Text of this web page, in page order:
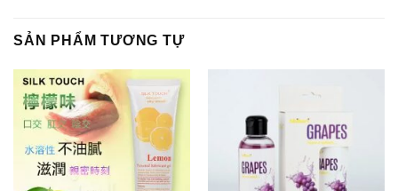
SẢN PHẨM TƯƠNG TỰ